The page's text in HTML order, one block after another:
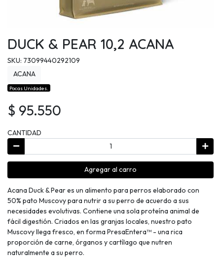
DUCK & PEAR 10,2 ACANA
SKU: 73099440292109
ACANA
Pocas Unidades.
$ 95.550
CANTIDAD
Agregar al carro
Acana Duck & Pear es un alimento para perros elaborado con
50% pato Muscovy para nutrir a su perro de acuerdo a sus
necesidades evolutivas. Contiene una sola proteína animal de
fácil digestión. Criados en las granjas locales, nuestro pato
Muscovy llega fresco, en forma PresaEntera™ - una rica
proporción de carne, órganos y cartílago que nutren
naturalmente a su perro.